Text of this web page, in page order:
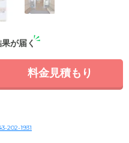
が届く
料金見積もり
202-1931